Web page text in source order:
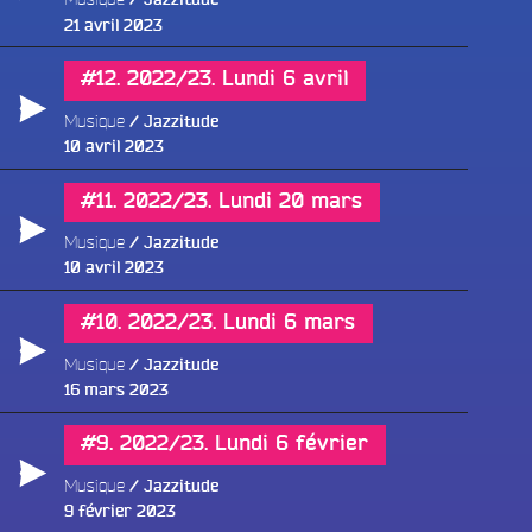
Publié
21 avril 2023
#12. 2022/23. Lundi 6 avril
Musique
Jazzitude
Publié
10 avril 2023
#11. 2022/23. Lundi 20 mars
Musique
Jazzitude
Publié
10 avril 2023
#10. 2022/23. Lundi 6 mars
Musique
Jazzitude
Publié
16 mars 2023
#9. 2022/23. Lundi 6 février
Musique
Jazzitude
Publié
9 février 2023